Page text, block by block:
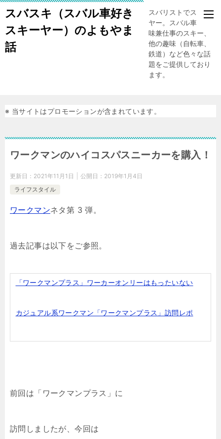
スバスキ（スバル車好き
スキーヤー）のよもやま
話
スバリストでスキー
ヤー。スバル車、趣
味兼仕事のスキー、
他の趣味（自転車、
鉄道）など色々な話
題をご提供しており
ます。
※ 当サイトはプロモーションが含まれています。
ワークマンのハイコスパスニーカーを購入！
更新日： 2021年11月1日 公開日： 2019年1月4日
ライフスタイル
ワークマンネタ第 3 弾。
過去記事は以下をご参照。
「ワークマンプラス」ワーカーオンリーはもったいない
カジュアル系ワークマン「ワークマンプラス」訪問レポ
前回は「ワークマンプラス」に
訪問しましたが、今回は